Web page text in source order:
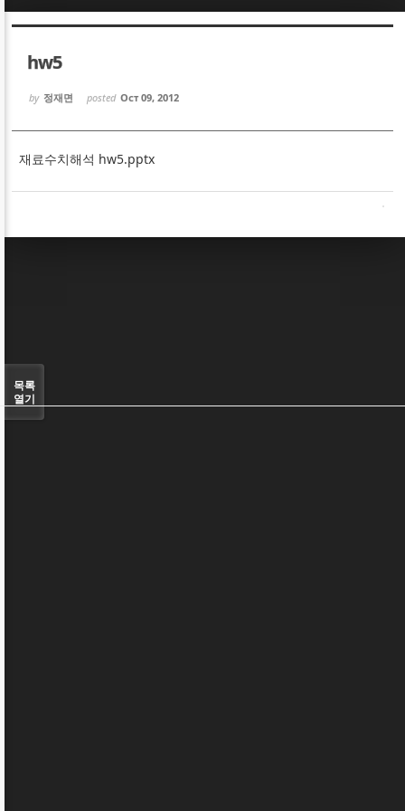
hw5
by 정재면 posted Oct 09, 2012
재료수치해석 hw5.pptx
목록
열기
Sketchbook5, 스케치북5
Sketchbook5, 스케치북5
Sketchbook5, 스케치북5
Sketchbook5, 스케치북5